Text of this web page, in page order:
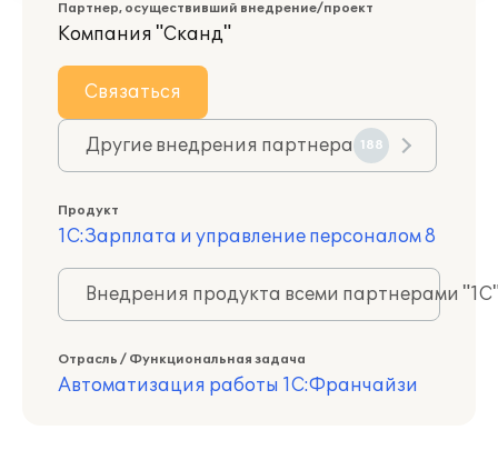
Партнер, осуществивший внедрение/проект
Компания "Сканд"
Связаться
Другие внедрения партнера 188
Продукт
1С:Зарплата и управление персоналом 8
Внедрения продукта всеми партнерами
Отрасль / Функциональная задача
Автоматизация работы 1С:Франчайзи